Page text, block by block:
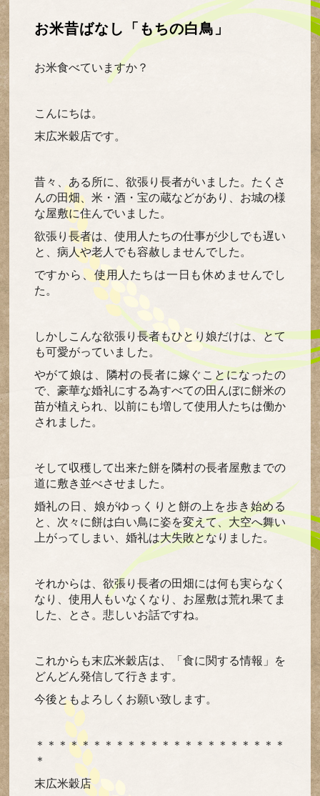
お米昔ばなし「もちの白鳥」
お米食べていますか？
こんにちは。
末広米穀店です。
昔々、ある所に、欲張り長者がいました。たくさ
んの田畑、米・酒・宝の蔵などがあり、お城の様
な屋敷に住んでいました。
欲張り長者は、使用人たちの仕事が少しでも遅い
と、病人や老人でも容赦しませんでした。
ですから、使用人たちは一日も休めませんでし
た。
しかしこんな欲張り長者もひとり娘だけは、とて
も可愛がっていました。
やがて娘は、隣村の長者に嫁ぐことになったの
で、豪華な婚礼にする為すべての田んぼに餅米の
苗が植えられ、以前にも増して使用人たちは働か
されました。
そして収穫して出来た餅を隣村の長者屋敷までの
道に敷き並べさせました。
婚礼の日、娘がゆっくりと餅の上を歩き始める
と、次々に餅は白い鳥に姿を変えて、大空へ舞い
上がってしまい、婚礼は大失敗となりました。
それからは、欲張り長者の田畑には何も実らなく
なり、使用人もいなくなり、お屋敷は荒れ果てま
した、とさ。悲しいお話ですね。
これからも末広米穀店は、「食に関する情報」を
どんどん発信して行きます。
今後ともよろしくお願い致します。
＊＊＊＊＊＊＊＊＊＊＊＊＊＊＊＊＊＊＊＊＊＊
＊
末広米穀店